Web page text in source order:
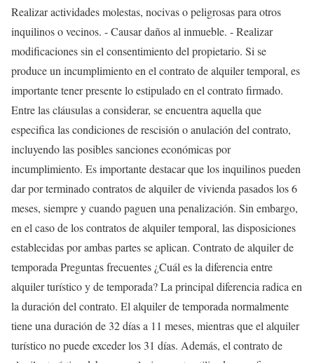
Realizar actividades molestas, nocivas o peligrosas para otros
inquilinos o vecinos. - Causar daños al inmueble. - Realizar
modificaciones sin el consentimiento del propietario. Si se
produce un incumplimiento en el contrato de alquiler temporal, es
importante tener presente lo estipulado en el contrato firmado.
Entre las cláusulas a considerar, se encuentra aquella que
especifica las condiciones de rescisión o anulación del contrato,
incluyendo las posibles sanciones económicas por
incumplimiento. Es importante destacar que los inquilinos pueden
dar por terminado contratos de alquiler de vivienda pasados los 6
meses, siempre y cuando paguen una penalización. Sin embargo,
en el caso de los contratos de alquiler temporal, las disposiciones
establecidas por ambas partes se aplican. Contrato de alquiler de
temporada Preguntas frecuentes ¿Cuál es la diferencia entre
alquiler turístico y de temporada? La principal diferencia radica en
la duración del contrato. El alquiler de temporada normalmente
tiene una duración de 32 días a 11 meses, mientras que el alquiler
turístico no puede exceder los 31 días. Además, el contrato de